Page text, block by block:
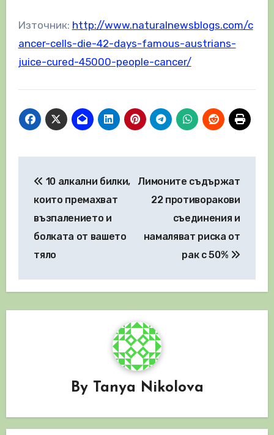
Източник: http://www.naturalnewsblogs.com/c
ancer-cells-die-42-days-famous-austrians-
juice-cured-45000-people-cancer/
10 алкални билки,
които премахват
възпалението и
болката от вашето
тяло
Лимоните съдържат
22 противоракови
съединения и
намаляват риска от
рак с 50%
By Tanya Nikolova